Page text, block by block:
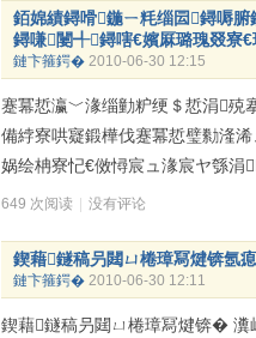
銆婂績鐞嗗鍦ㄧ粍缁囩鐞嗕
鐞嗛闄╃鐞嗐€嬪厤璐瑰叕寮€
鏈卞箍鍔� 2010-06-30 12:15
蹇冪悊瀛﹀湪缁勭粐绠＄悊
備綍寮哄寲鍛樺伐蹇冪悊璧勬湰
娲绘柟寮忋€傚憳宸ュ湪宸ヤ綔涓
649 次阅读 没有评论
鍥藉鐩稿叧閮ㄩ棬璋冩煡锛氬
鏈卞箍鍔� 2010-06-30 12:11
鍥藉鐩稿叧閮ㄩ棬璋冩煡锛�